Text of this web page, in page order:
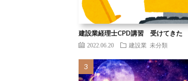
建設業経理士CPD講習 受けてきた
2022.06.20 建設業 未分類